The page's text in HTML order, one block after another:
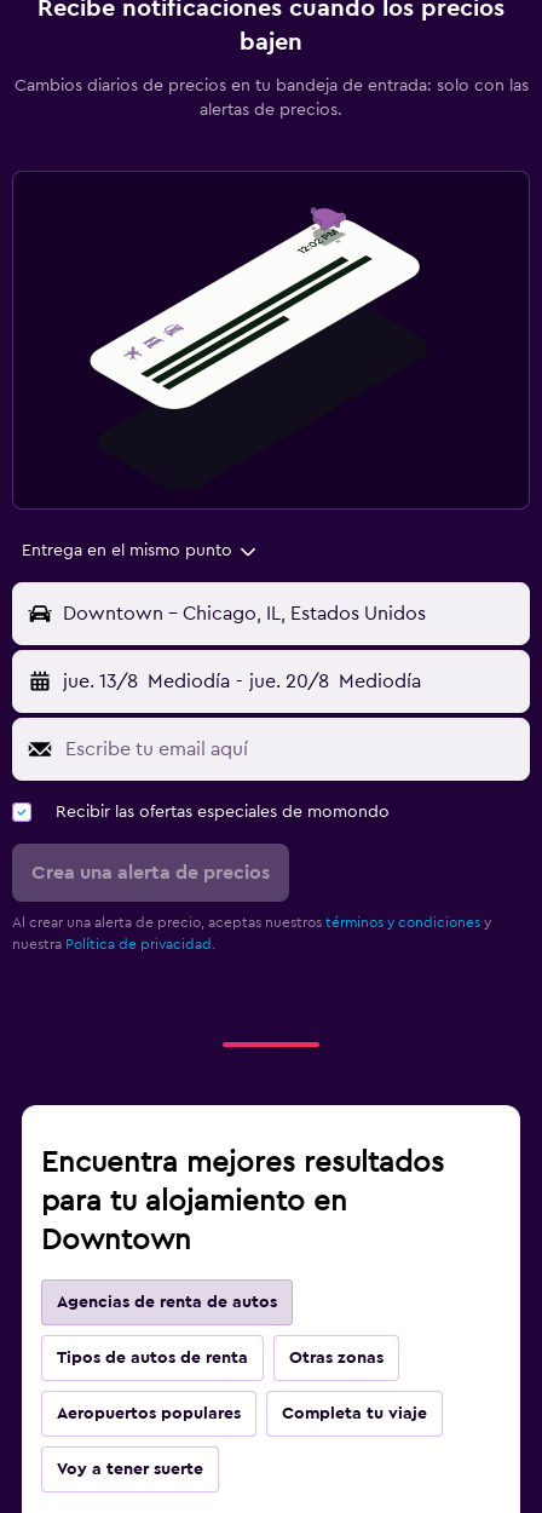
Recibe notificaciones cuando los precios
bajen
Cambios diarios de precios en tu bandeja de entrada: solo con las
alertas de precios.
Entrega en el mismo punto
Downtown - Chicago, IL, Estados Unidos
jue. 13/8 Mediodía - jue. 20/8 Mediodía
Recibir las ofertas especiales de momondo
Crea una alerta de precios
Al crear una alerta de precio, aceptas nuestros términos y condiciones y
nuestra Política de privacidad.
Encuentra mejores resultados
para tu alojamiento en
Downtown
Agencias de renta de autos
Tipos de autos de renta Otras zonas
Aeropuertos populares Completa tu viaje
Voy a tener suerte